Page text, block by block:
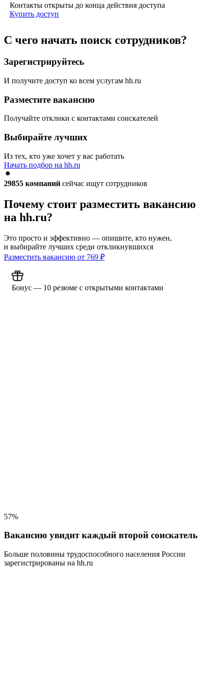
Контакты открыты до конца действия доступа
Купить доступ
С чего начать поиск сотрудников?
Зарегистрируйтесь
И получите доступ ко всем услугам hh.ru
Разместите вакансию
Получайте отклики с контактами соискателей
Выбирайте лучших
Из тех, кто уже хочет у вас работать
Начать подбор на hh.ru
29855 компаний сейчас ищут сотрудников
Почему стоит разместить вакансию
на hh.ru?
Это просто и эффективно — опишите, кто нужен,
и выбирайте лучших среди откликнувшихся
Разместить вакансию от 769 ₽
Бонус — 10 резюме с открытыми контактами
57%
Вакансию увидит каждый второй соискатель
Больше половины трудоспособного населения России
зарегистрированы на hh.ru